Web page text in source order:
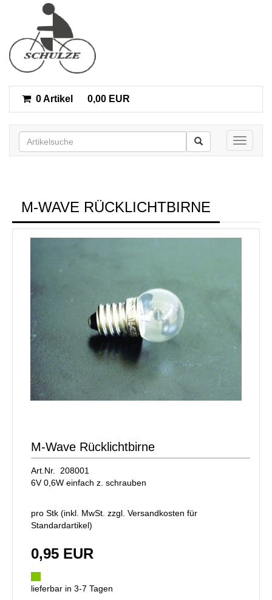
0 Artikel 0,00 EUR
Toggle
M-WAVE RÜCKLICHTBIRNE
M-Wave Rücklichtbirne
Art.Nr. 208001
6V 0,6W einfach z. schrauben
pro Stk (inkl. MwSt. zzgl. Versandkosten für
Standardartikel)
0,95 EUR
lieferbar in 3-7 Tagen